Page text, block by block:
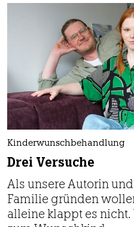
Kinderwunschbehandlung
Drei Versuche
Als unsere Autorin
Familie gründen
alleine klappt es